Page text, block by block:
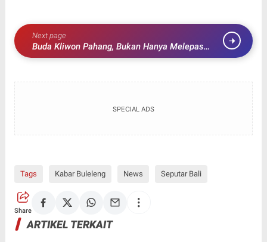
Next page
Buda Kliwon Pahang, Bukan Hanya Melepas
Penjor, Tapi Juga Melepaskan Ego
SPECIAL ADS
Tags Kabar Buleleng News Seputar Bali
Share
ARTIKEL TERKAIT